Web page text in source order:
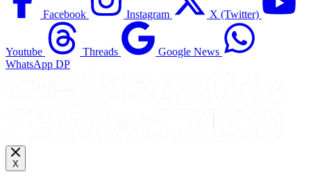
Facebook Instagram X (Twitter)
Youtube Threads
Google News
WhatsApp DP
X